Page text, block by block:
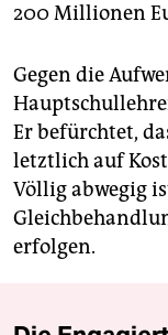
200 Millionen
Gegen die
Er befürchtet,
letztlich auf
Völlig abwegig
erfolgen.